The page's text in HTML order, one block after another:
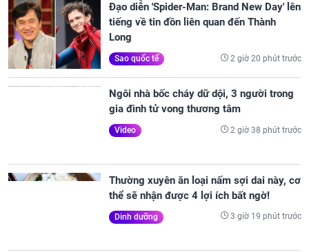
Đạo diễn 'Spider-Man: Brand New Day' lên
tiếng về tin đồn liên quan đến Thành
Long
Sao quốc tế 2 giờ 20 phút trước
Ngôi nhà bốc cháy dữ dội, 3 người trong
gia đình tử vong thương tâm
Video 2 giờ 38 phút trước
Thường xuyên ăn loại nấm sợi dai này, cơ
thể sẽ nhận được 4 lợi ích bất ngờ!
Dinh dưỡng 3 giờ 19 phút trước